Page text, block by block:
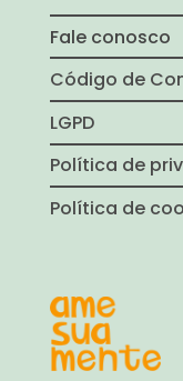
Fale conosco
Código de
LGPD
Política de
Política de